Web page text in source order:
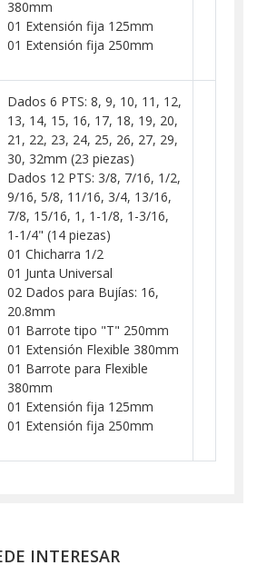
380mm
01 Extensión fija 125mm
01 Extensión fija 250mm
Dados 6 PTS: 8, 9, 10, 11, 12,
13, 14, 15, 16, 17, 18, 19, 20,
21, 22, 23, 24, 25, 26, 27, 29,
30, 32mm (23 piezas)
Dados 12 PTS: 3/8, 7/16, 1/2,
9/16, 5/8, 11/16, 3/4, 13/16,
7/8, 15/16, 1, 1-1/8, 1-3/16,
1-1/4" (14 piezas)
01 Chicharra 1/2
01 Junta Universal
02 Dados para Bujías: 16,
20.8mm
01 Barrote tipo "T" 250mm
01 Extensión Flexible 380mm
01 Barrote para Flexible
380mm
01 Extensión fija 125mm
01 Extensión fija 250mm
INTERESAR